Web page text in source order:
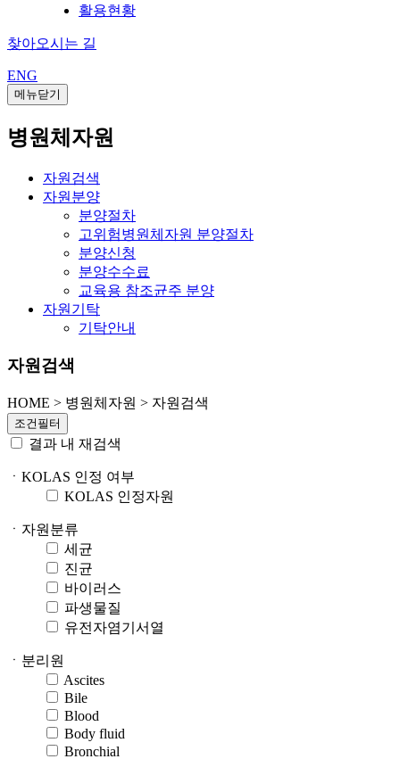
활용현황
찾아오시는 길
ENG
메뉴닫기
병원체자원
자원검색
자원분양
분양절차
고위험병원체자원 분양절차
분양신청
분양수수료
교육용 참조균주 분양
자원기탁
기탁안내
자원검색
HOME > 병원체자원 > 자원검색
조건필터
결과 내 재검색
ㆍKOLAS 인정 여부
KOLAS 인정자원
ㆍ자원분류
세균
진균
바이러스
파생물질
유전자염기서열
ㆍ분리원
Ascites
Bile
Blood
Body fluid
Bronchial